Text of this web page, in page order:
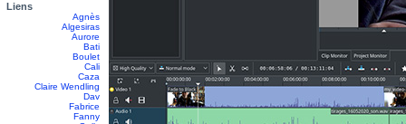
Liens
Agnès
Algesiras
Aurore
Bati
Boulet
Cali
Caza
Claire Wendling
Dav
Fabrice
Fanny